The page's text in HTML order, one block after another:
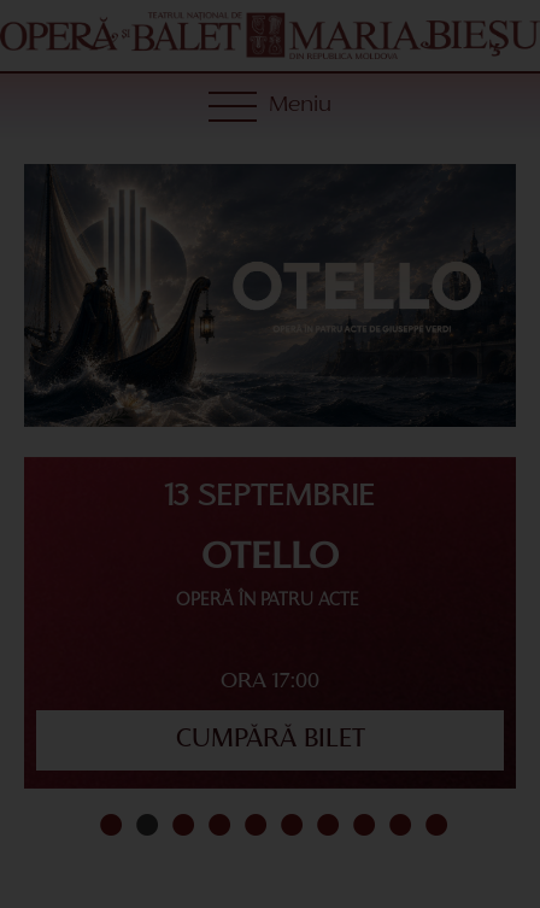
Meniu
13 SEPTEMBRIE
OTELLO
OPERĂ ÎN PATRU ACTE
ORA 17:00
CUMPĂRĂ BILET